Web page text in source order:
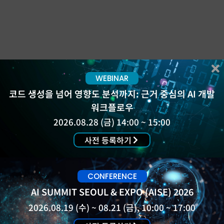
WEBINAR
코드 생성을 넘어 영향도 분석까지: 근거 중심의 AI 개발
워크플로우
2026.08.28 (금) 14:00 ~ 15:00
사전 등록하기
CONFERENCE
AI SUMMIT SEOUL & EXPO (AISE) 2026
2026.08.19 (수) ~ 08.21 (금), 10:00 ~ 17:00